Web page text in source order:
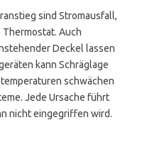
sind Stromausfall,
Auch
Deckel lassen
kann Schräglage
schwächen
Jede Ursache führt
nicht eingegriffen wird.